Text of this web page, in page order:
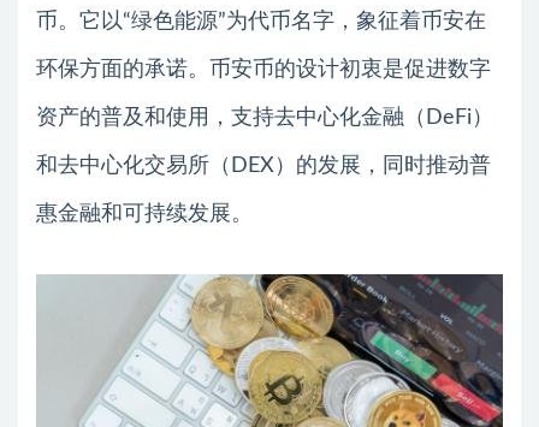
币。它以“绿色能源”为代币名字，象征着币安在
环保方面的承诺。币安币的设计初衷是促进数字
资产的普及和使用，支持去中心化金融（DeFi）
和去中心化交易所（DEX）的发展，同时推动普
惠金融和可持续发展。